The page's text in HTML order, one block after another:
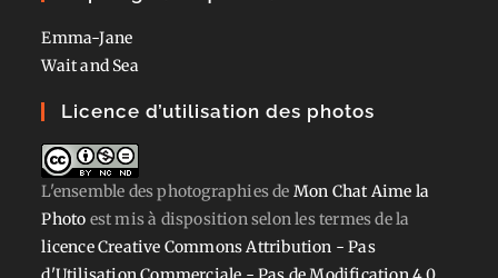
Emma-Jane
Wait and Sea
Licence d’utilisation des photos
L'ensemble des photographiesde Mon Chat Aime la
Photo est mis à disposition selon les termes de la
licence Creative Commons Attribution - Pas